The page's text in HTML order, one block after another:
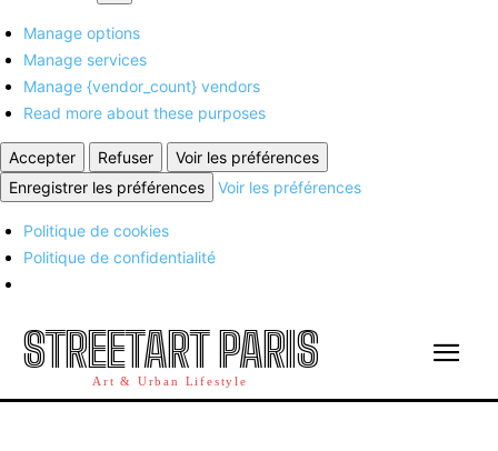
Manage options
Manage services
Manage {vendor_count} vendors
Read more about these purposes
Accepter Refuser
Voir les préférences
Enregistrer les préférences
Voir les préférences
Politique de cookies
Politique de confidentialité
STREETART PARIS
Art & Urban Lifestyle